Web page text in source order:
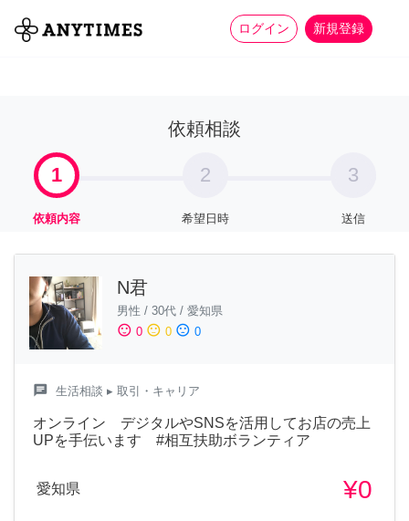
ログイン 新規登録
全て 家事 more_horiz
依頼相談
1
依頼内容
2
希望日時
3
送信
N君
男性 / 30代 / 愛知県
sentiment_satisfied 0 sentiment_neutral 0 sentiment_dissatisfied 0
chat 生活相談 ▸ 取引・キャリア
オンライン デジタルやSNSを活用してお店の売上
UPを手伝います #相互扶助ボランティア
愛知県 ¥0